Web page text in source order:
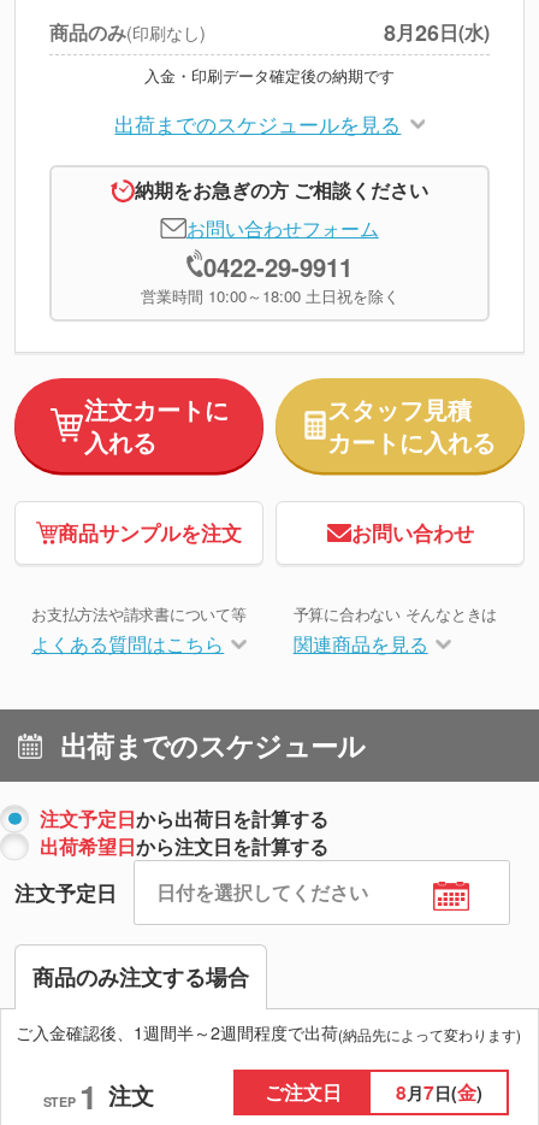
商品のみ(印刷なし) 8月26日(水)
入金・印刷データ確定後の納期です
出荷までのスケジュールを見る
納期をお急ぎの方 ご相談ください
お問い合わせフォーム
0422-29-9911
営業時間 10:00～18:00 土日祝を除く
注文カートに
入れる
スタッフ見積
カートに入れる
商品サンプルを注文 お問い合わせ
お支払方法や請求書について等
よくある質問はこちら
予算に合わない そんなときは
関連商品を見る
出荷までのスケジュール
注文予定日から出荷日を計算する
出荷希望日から注文日を計算する
注文予定日
商品のみ注文する場合
ご入金確認後、1週間半～2週間程度で出荷(納品先によって変わります)
STEP 1 注文 ご注文日 8月7日(金)